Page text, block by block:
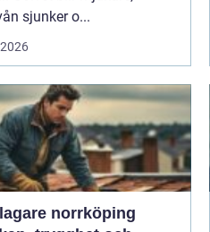
sjunker o...
norrköping